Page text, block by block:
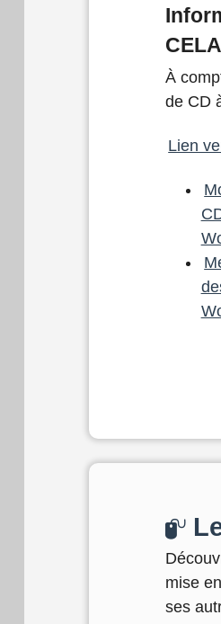
CELA
À
de CD
Lien
mise
ses